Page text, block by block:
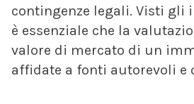
contingenze legali. Visti gli
è essenziale che la
valore di mercato di un
affidate a fonti autorevoli e